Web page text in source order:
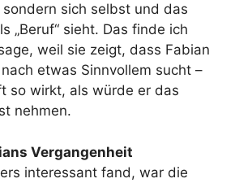
sich selbst und das
„Beruf“ sieht. Das finde ich
weil sie zeigt, dass Fabian
etwas Sinnvollem sucht –
so wirkt, als würde er das
nehmen.
Vergangenheit
interessant fand, war die